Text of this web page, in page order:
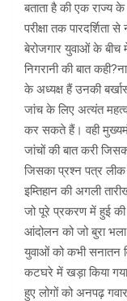
बताता है की एक
परीक्षा तक पारदर्शिता
बेरोजगार युवाओं के बीच
निगरानी की बात
के अध्यक्ष हैं उनकी
जांच के लिए अत्यंत
कर सकते हैं। वही
जांचों की बात करी
जिसका प्रश्न पत्र
इम्तिहान की अगली
जो पूरे प्रकरण में हुई
आंदोलन को जो बुरा भला
युवाओं को कभी सनातन
कटघरे में खड़ा किया
हुए लोगों को अनपढ़